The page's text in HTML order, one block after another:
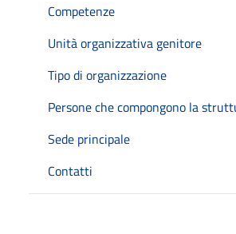
Competenze
Unità organizzativa genitore
Tipo di organizzazione
Persone che compongono la
Sede principale
Contatti